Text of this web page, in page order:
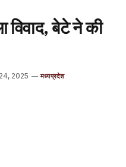
बेटे ने की
2025 मध्यप्रदेश